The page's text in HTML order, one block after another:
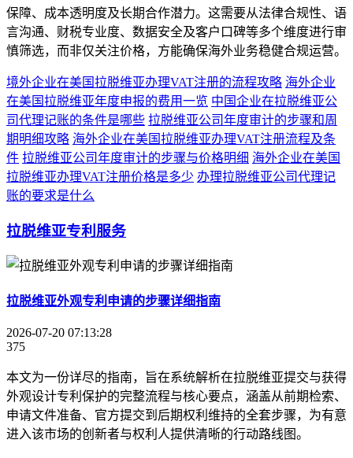
保障、成本透明度及长期合作潜力。这需要从法律合规性、语
言沟通、财税专业度、数据安全及客户口碑等多个维度进行审
慎筛选，而非仅关注价格，方能确保海外业务稳健合规运营。
境外企业在美国拉脱维亚办理VAT注册的流程攻略 海外企业
在美国拉脱维亚年度申报的费用一览 中国企业在拉脱维亚公
司代理记账的条件是哪些 拉脱维亚公司年度审计的步骤和周
期明细攻略 海外企业在美国拉脱维亚办理VAT注册流程及条
件 拉脱维亚公司年度审计的步骤与价格明细 海外企业在美国
拉脱维亚办理VAT注册价格是多少 办理拉脱维亚公司代理记
账的要求是什么
拉脱维亚专利服务
拉脱维亚外观专利申请的步骤详细指南
2026-07-20 07:13:28
375
本文为一份详尽的指南，旨在系统解析在拉脱维亚提交与获得
外观设计专利保护的完整流程与核心要点，涵盖从前期检索、
申请文件准备、官方提交到后期权利维持的全套步骤，为有意
进入该市场的创新者与权利人提供清晰的行动路线图。